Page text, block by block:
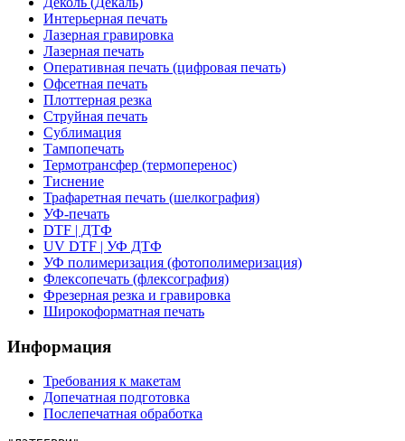
Интерьерная печать
Лазерная гравировка
Лазерная печать
Оперативная печать (цифровая печать)
Офсетная печать
Плоттерная резка
Струйная печать
Сублимация
Тампопечать
Термотрансфер (термоперенос)
Тиснение
Трафаретная печать (шелкография)
УФ-печать
DTF | ДТФ
UV DTF | УФ ДТФ
УФ полимеризация (фотополимеризация)
Флексопечать (флексография)
Фрезерная резка и гравировка
Широкоформатная печать
Информация
Требования к макетам
Допечатная подготовка
Послепечатная обработка